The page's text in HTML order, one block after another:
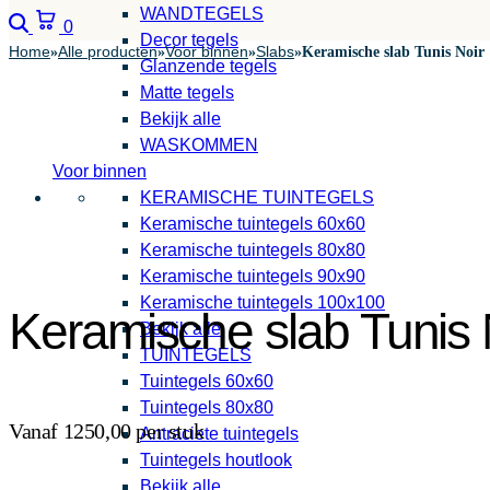
WANDTEGELS
Decor tegels
Glanzende tegels
Matte tegels
Bekijk alle
WASKOMMEN
Voor binnen
KERAMISCHE TUINTEGELS
Keramische tuintegels 60x60
Keramische tuintegels 80x80
Keramische tuintegels 90x90
Keramische tuintegels 100x100
Bekijk alle
TUINTEGELS
Tuintegels 60x60
Tuintegels 80x80
Antraciete tuintegels
Tuintegels houtlook
Bekijk alle
Zoeken
0 Winkelwagen
Home»Alle producten»Voor binnen»Slabs»Keramische slab Tunis Noir
Keramische slab Tunis
Vanaf 1250,00 per stuk